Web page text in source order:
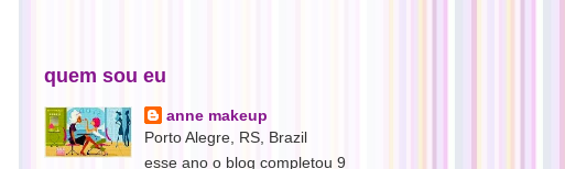
quem sou eu
anne makeup
Porto Alegre, RS, Brazil
esse ano o blog completou 9